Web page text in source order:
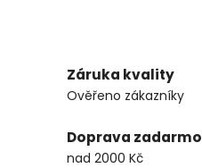
Záruka kvality
Ověřeno zákazníky
Doprava zadarmo
nad 2000 Kč